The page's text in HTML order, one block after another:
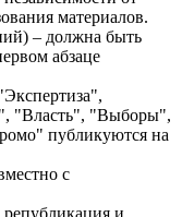
материалов.
– должна быть
абзаце
"Власть", "Выборы",
публикуются на
с
и